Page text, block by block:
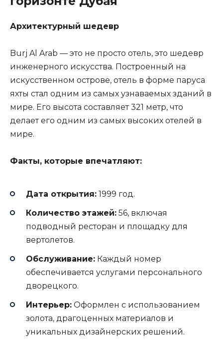
Архитектурный шедевр
Burj Al Arab — это не просто отель, это шедевр
инженерного искусства. Построенный на
искусственном острове, отель в форме паруса
яхты стал одним из самых узнаваемых зданий в
мире. Его высота составляет 321 метр, что
делает его одним из самых высоких отелей в
мире.
Факты, которые впечатляют:
Дата открытия: 1999 год.
Количество этажей: 56, включая
подводный ресторан и площадку для
вертолетов.
Обслуживание: Каждый номер
обеспечивается услугами персонального
дворецкого.
Интерьер: Оформлен с использованием
золота, драгоценных материалов и
уникальных дизайнерских решений.